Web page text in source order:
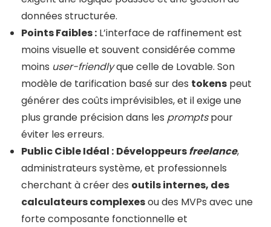
données structurée.
Points Faibles : L’interface de raffinement est
moins visuelle et souvent considérée comme
moins user-friendlyque celle de Lovable. Son
modèle de tarification basé sur des tokens peut
générer des coûts imprévisibles, et il exige une
plus grande précision dans les promptspour
éviter les erreurs.
Public Cible Idéal : Développeursfreelance,
administrateurs système, et professionnels
cherchant à créer des outils internes, des
calculateurs complexesou des MVPs avec une
forte composante fonctionnelle et